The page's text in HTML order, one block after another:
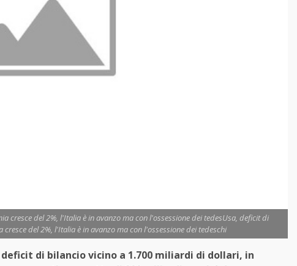
del 2%, l'Italia è in avanzo ma con l'ossessione dei tedesUsa, deficit di
del 2%, l'Italia è in avanzo ma con l'ossessione dei tedeschi
di bilancio vicino a 1.700 miliardi di dollari, in